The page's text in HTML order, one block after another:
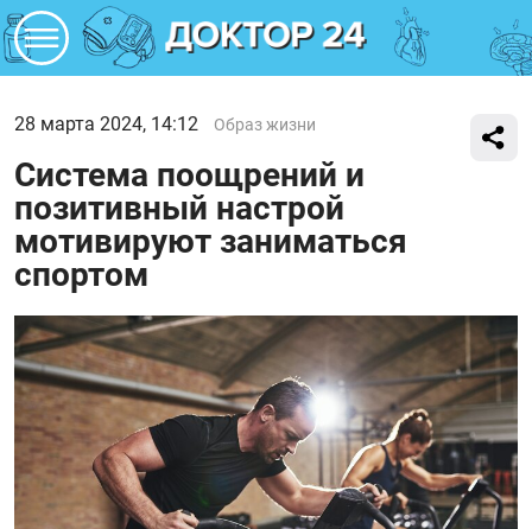
28 марта 2024, 14:12 Образ жизни
Система поощрений и
позитивный настрой
мотивируют заниматься
спортом